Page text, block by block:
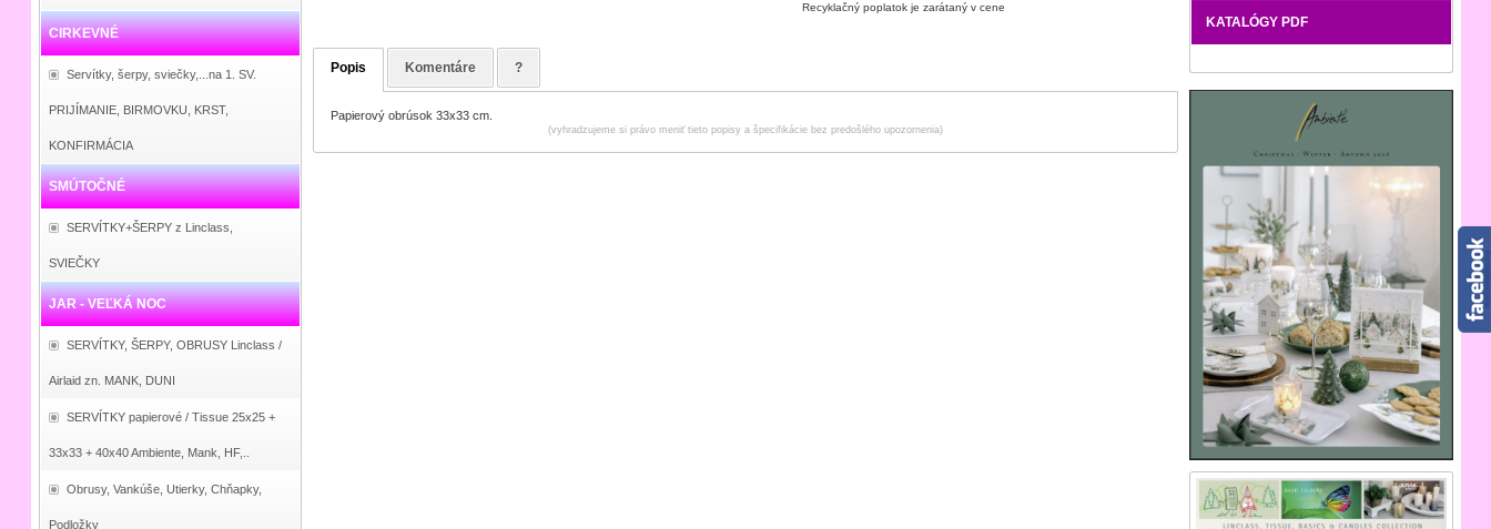
CIRKEVNÉ
Servítky, šerpy, sviečky,...na 1. SV.
PRIJÍMANIE, BIRMOVKU, KRST,
KONFIRMÁCIA
SMÚTOČNÉ
SERVÍTKY+ŠERPY z Linclass,
SVIEČKY
JAR - VEĽKÁ NOC
SERVÍTKY, ŠERPY, OBRUSY Linclass /
Airlaid zn. MANK, DUNI
SERVÍTKY papierové / Tissue 25x25 +
33x33 + 40x40 Ambiente, Mank, HF,..
Obrusy, Vankúše, Utierky, Chňapky,
Podložky
KATALÓGY PDF
Recyklačný poplatok je zarátaný v cene
Popis Komentáre ?
Papierový obrúsok 33x33 cm.
(vyhradzujeme si právo meniť tieto popisy a špecifikácie bez predošlého upozornenia)